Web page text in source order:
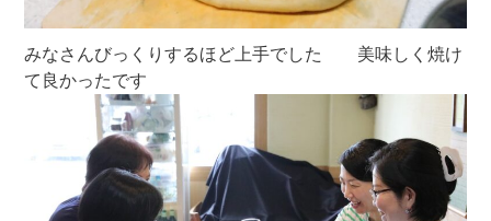
みなさんびっくりするほど上手でした 美味しく焼け
て良かったです